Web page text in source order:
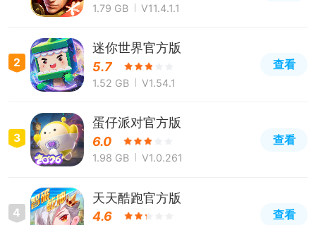
1.79 GB V11.4.1.1
2
迷你世界官方版
5.7
1.52 GB V1.54.1
查看
3
蛋仔派对官方版
6.0
1.98 GB V1.0.261
查看
4
天天酷跑官方版
4.6
查看